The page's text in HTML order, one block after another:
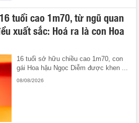
tuổi cao 1m70, từ ngũ quan
xuất sắc: Hoá ra là con Hoa
16 tuổi sở hữu chiều cao 1m70, con
gái Hoa hậu Ngọc Diễm được khen ...
08/08/2026